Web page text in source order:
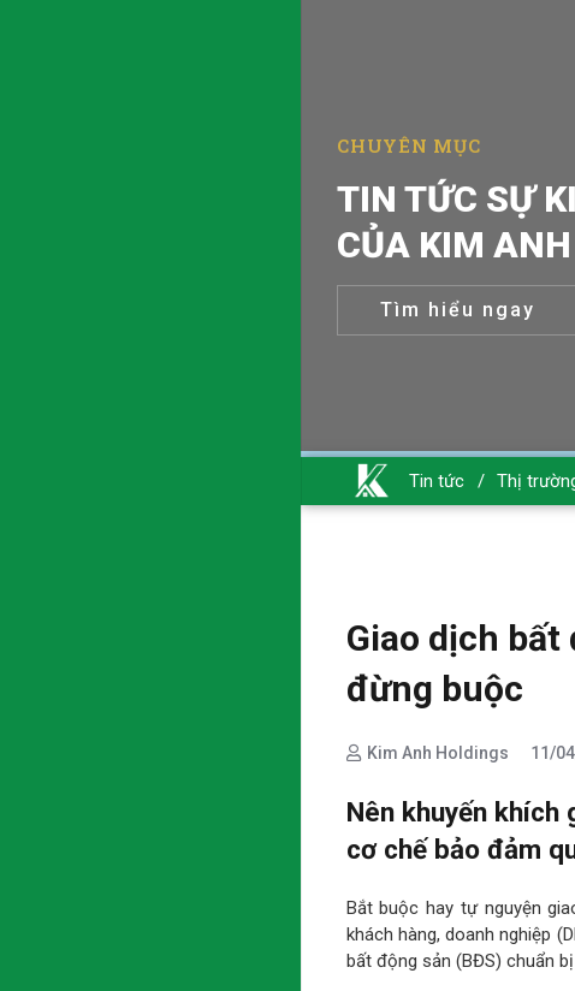
TIN TỨC SỰ
CỦA KIM
CHUYÊN MỤC
Tìm hiểu ngay
Tin tức / Thị
Giao dịch bất
đừng buộc
Kim Anh Holdings 11/
Nên khuyến khích
cơ chế bảo đảm
Bắt buộc hay tự nguyện
khách hàng, doanh nghiệp
bất động sản (BĐS) chuẩn